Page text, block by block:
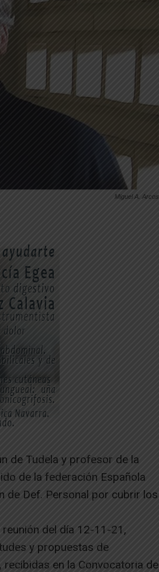
Miguel A. Arcos
de Tudela y profesor de la
de la federación Española
de Def. Personal por cubrir los
del día 12-11-21,
y propuestas de
en la Convocatoria de